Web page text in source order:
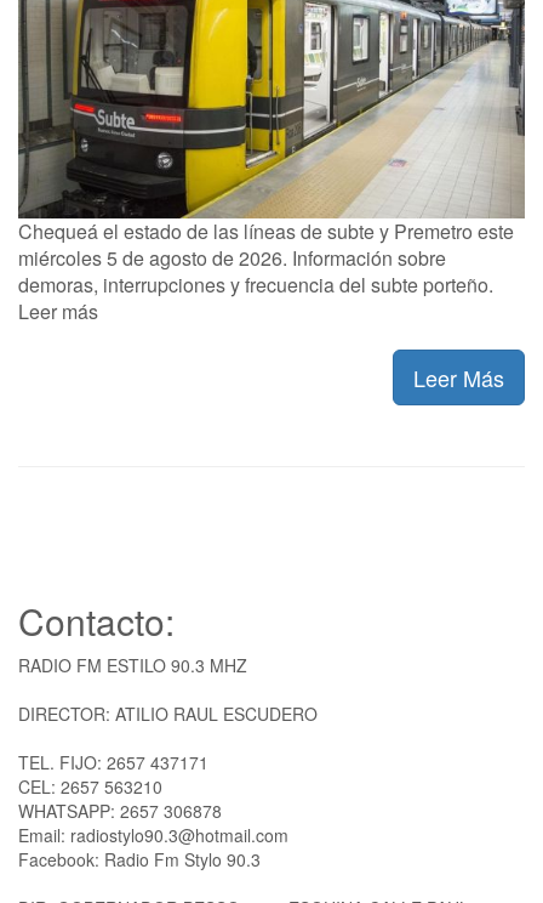
Chequeá el estado de las líneas de subte y Premetro este
miércoles 5 de agosto de 2026. Información sobre
demoras, interrupciones y frecuencia del subte porteño.
Leer más
Leer Más
Contacto:
RADIO FM ESTILO 90.3 MHZ
DIRECTOR: ATILIO RAUL ESCUDERO
TEL. FIJO: 2657 437171
CEL: 2657 563210
WHATSAPP: 2657 306878
Email: radiostylo90.3@hotmail.com
Facebook: Radio Fm Stylo 90.3